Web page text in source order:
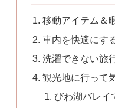
移動アイテム＆
車内を快適にす
洗濯できない旅
観光地に行って
びわ湖バレイ